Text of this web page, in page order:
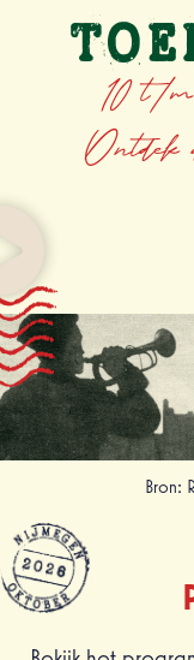
10 t/
Ontdek
Bron: